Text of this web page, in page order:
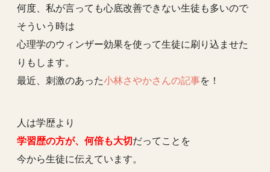
何度、私が言っても心底改善できない生徒も多いので
そういう時は
心理学のウィンザー効果を使って生徒に刷り込ませた
りもします。
最近、刺激のあった小林さやかさんの記事を！
人は学歴より
学習歴の方が、何倍も大切だってことを
今から生徒に伝えています。